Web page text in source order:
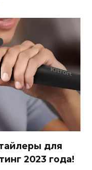
для
2023 года!